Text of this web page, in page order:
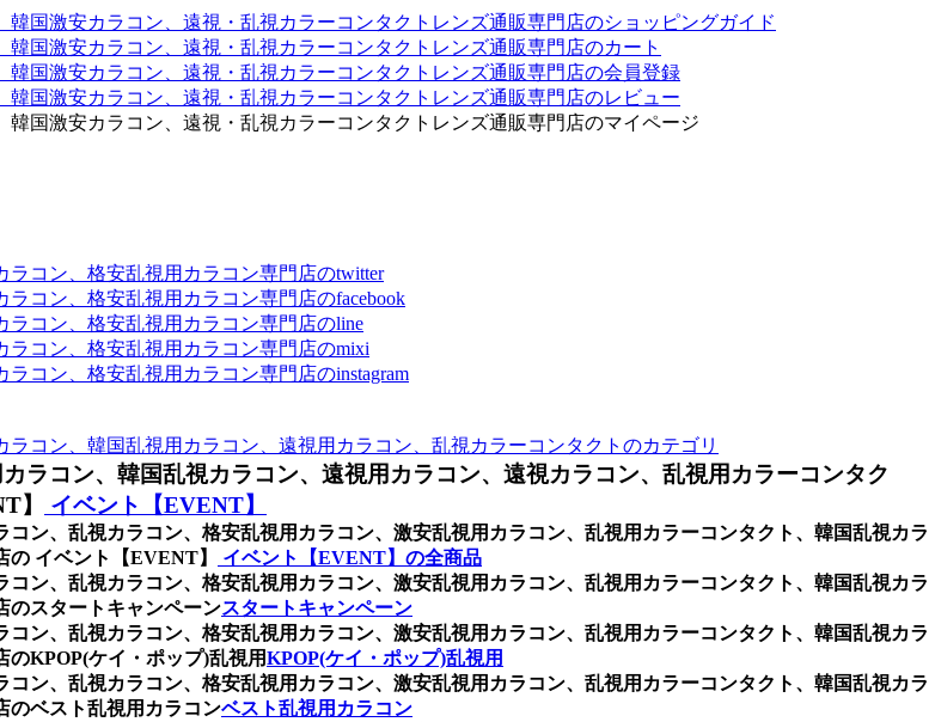
国激安カラコン、遠視・乱視カラーコンタクトレンズ通販専門店のショッピングガイド
国激安カラコン、遠視・乱視カラーコンタクトレンズ通販専門店のカート
国激安カラコン、遠視・乱視カラーコンタクトレンズ通販専門店の会員登録
国激安カラコン、遠視・乱視カラーコンタクトレンズ通販専門店のレビュー
国激安カラコン、遠視・乱視カラーコンタクトレンズ通販専門店のマイページ
コン、格安乱視用カラコン専門店のtwitter
コン、格安乱視用カラコン専門店のfacebook
コン、格安乱視用カラコン専門店のline
コン、格安乱視用カラコン専門店のmixi
コン、格安乱視用カラコン専門店のinstagram
コン、韓国乱視用カラコン、遠視用カラコン、乱視カラーコンタクトのカテゴリ
ラコン、韓国乱視カラコン、遠視用カラコン、遠視カラコン、乱視用カラーコンタク
】
イベント【EVENT】
ン、乱視カラコン、格安乱視用カラコン、激安乱視用カラコン、乱視用カラーコンタクト、韓国乱視カラ
イベント【EVENT】
イベント【EVENT】の全商品
ン、乱視カラコン、格安乱視用カラコン、激安乱視用カラコン、乱視用カラーコンタクト、韓国乱視カラ
のスタートキャンペーンスタートキャンペーン
ン、乱視カラコン、格安乱視用カラコン、激安乱視用カラコン、乱視用カラーコンタクト、韓国乱視カラ
KPOP(ケイ・ポップ)乱視用KPOP(ケイ・ポップ)乱視用
ン、乱視カラコン、格安乱視用カラコン、激安乱視用カラコン、乱視用カラーコンタクト、韓国乱視カラ
のベスト乱視用カラコンベスト乱視用カラコン